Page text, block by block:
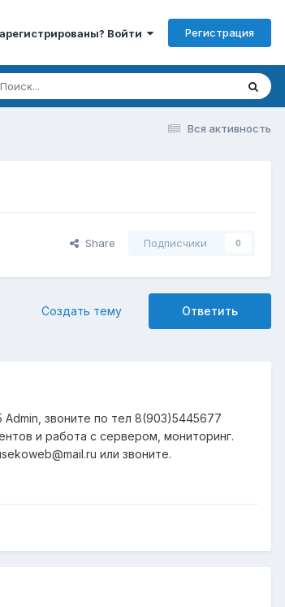
Войти Регистрация
Вся активность
Share Подписчики 0
Ответить
Создать тему
звоните по тел 8(903)5445677
и работа с сервером, мониторинг.
или звоните.